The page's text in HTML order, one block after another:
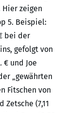
Hier zeigen
5. Beispiel:
bei der
gefolgt von
€ und Joe
„gewährten
Fitschen von
Zetsche (7,11